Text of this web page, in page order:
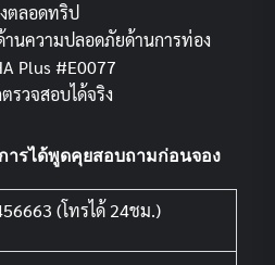
ตลอดทริป
านความปลอดภัยด้านการท่อง
Plus #E0077
รวจสอบได้จริง
ารได้พูดคุยสอบถามก่อนจอง
(โทรได้ 24ชม.)